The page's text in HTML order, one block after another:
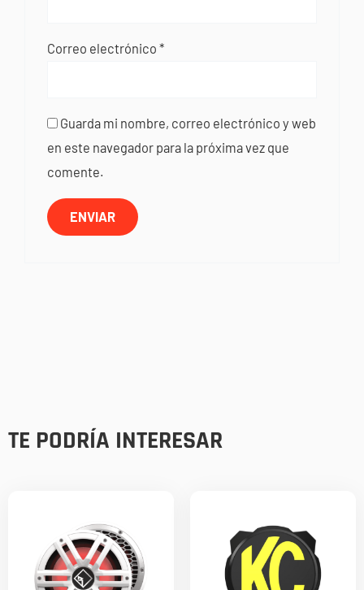
Correo electrónico*
Guarda mi nombre, correo electrónico y web
en este navegador para la próxima vez que
comente.
TE PODRÍA INTERESAR